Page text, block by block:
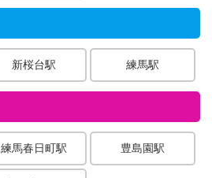
新桜台駅 練馬駅
練馬春日町駅 豊島園駅